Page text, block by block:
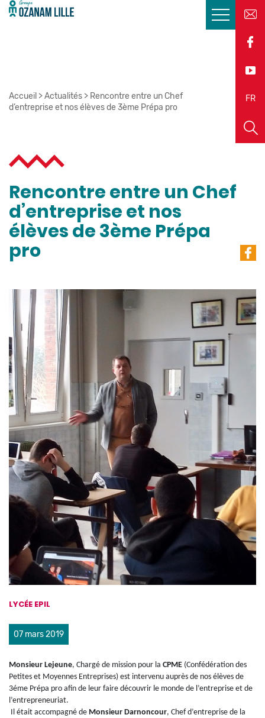
FR
EN
Accueil >Actualités > Rencontre entre un Chef
d’entreprise et nos élèves de 3ème Prépa pro
Rencontre entre un Chef
d’entreprise et nos
élèves de 3ème Prépa
pro
LYCÉE EPIL
07 mars 2019
Monsieur Lejeune, Chargé de mission pour la CPME (Confédération des
Petites et Moyennes Entreprises) est intervenu auprès de nos élèves de
3éme Prépa pro afin de leur faire découvrir le monde de l’entreprise et de
l’entrepreneuriat.
Il était accompagné de Monsieur Darnoncour, Chef d’entreprise de la